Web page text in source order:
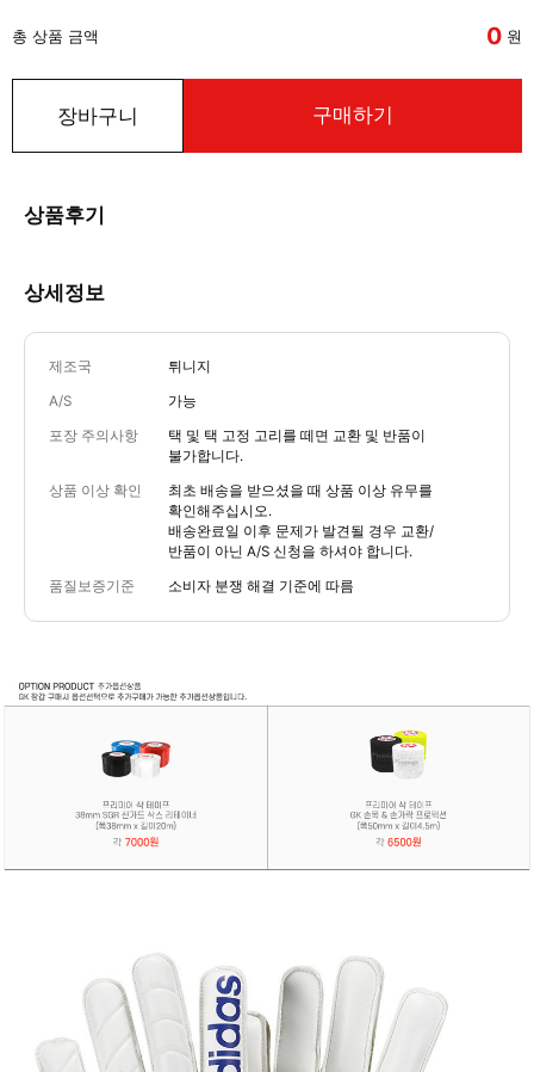
총 상품 금액 0 원
장바구니 구매하기
상품후기
상세정보
제조국 튀니지
A/S 가능
포장 주의사항
택 및 택 고정 고리를 떼면 교환 및 반품이
불가합니다.
상품 이상 확인
최초 배송을 받으셨을 때 상품 이상 유무를
확인해주십시오.
배송완료일 이후 문제가 발견될 경우 교환/
반품이 아닌 A/S 신청을 하셔야 합니다.
품질보증기준 소비자 분쟁 해결 기준에 따름